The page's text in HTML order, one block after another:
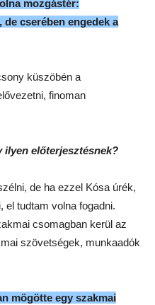
mozgástér:
cserében engedek a
küszöbén a
finoman
ilyen előterjesztésnek?
de ha ezzel Kósa úrék,
el tudtam volna fogadni.
csomagban kerül az
szövetségek, munkaadók
mögötte egy szakmai